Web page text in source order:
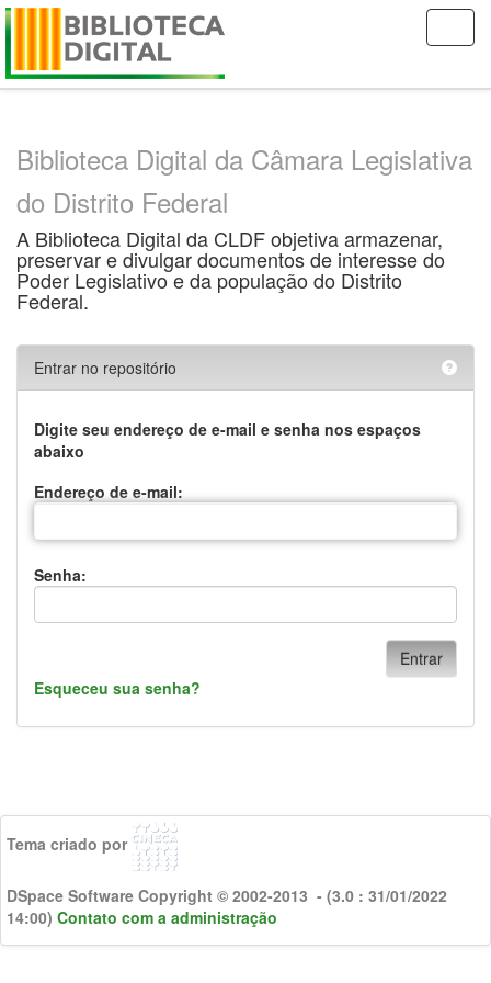
Skip
Biblioteca Digital da Câmara Legislativa
do Distrito Federal
A Biblioteca Digital da CLDF objetiva armazenar,
preservar e divulgar documentos de interesse do
Poder Legislativo e da população do Distrito
Federal.
Entrar no repositório
Digite seu endereço de e-mail e senha nos espaços
abaixo
Endereço de e-mail:
Senha:
Esqueceu sua senha?
Tema criado por
DSpace Software Copyright © 2002-2013 - (3.0 : 31/01/2022
14:00) Contato com a administração